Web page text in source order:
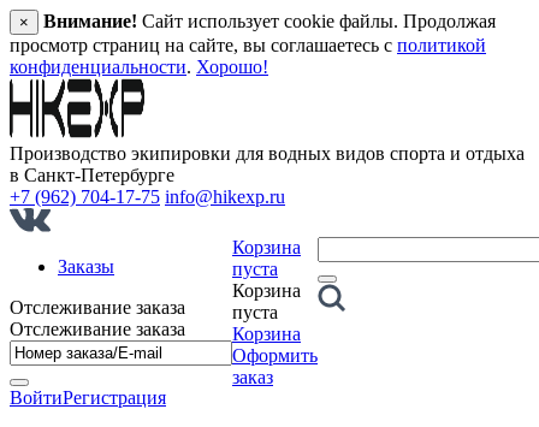
× Внимание! Сайт использует cookie файлы. Продолжая
просмотр страниц на сайте, вы соглашаетесь с политикой
конфиденциальности. Хорошо!
Производство экипировки для водных видов спорта и отдыха
в Санкт‑Петербурге
+7 (962) 704-17-75 info@hikexp.ru
Заказы
Отслеживание заказа
Отслеживание заказа
ВойтиРегистрация
Корзина
пуста
Корзина
пуста
Корзина
Оформить
заказ